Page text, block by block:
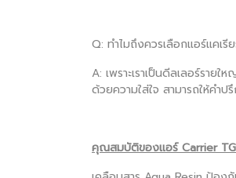
Q: ทำไมถึงควรเลือกแอร์แคเรี
A: เพราะเราเป็นดีลเลอร์ราย
ด้วยความใส่ใจ สามารถให้คำ
คุณสมบัติของแอร์ Carrier